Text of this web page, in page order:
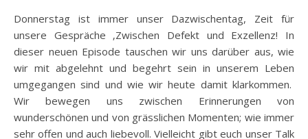
Donnerstag ist immer unser Dazwischentag, Zeit für
unsere Gespräche ‚Zwischen Defekt und Exzellenz! In
dieser neuen Episode tauschen wir uns darüber aus, wie
wir mit abgelehnt und begehrt sein in unserem Leben
umgegangen sind und wie wir heute damit klarkommen.
Wir bewegen uns zwischen Erinnerungen von
wunderschönen und von grässlichen Momenten; wie immer
sehr offen und auch liebevoll. Vielleicht gibt euch unser Talk